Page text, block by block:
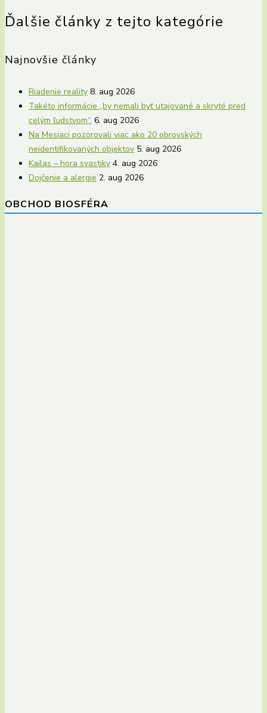
Ďalšie články z tejto kategórie
Najnovšie články
Riadenie reality 8. aug 2026
Takéto informácie „by nemali byť utajované a skryté pred
celým ľudstvom“. 6. aug 2026
Na Mesiaci pozorovali viac ako 20 obrovských
neidentifikovaných objektov 5. aug 2026
Kailas – hora svastiky 4. aug 2026
Dojčenie a alergie 2. aug 2026
OBCHOD BIOSFÉRA